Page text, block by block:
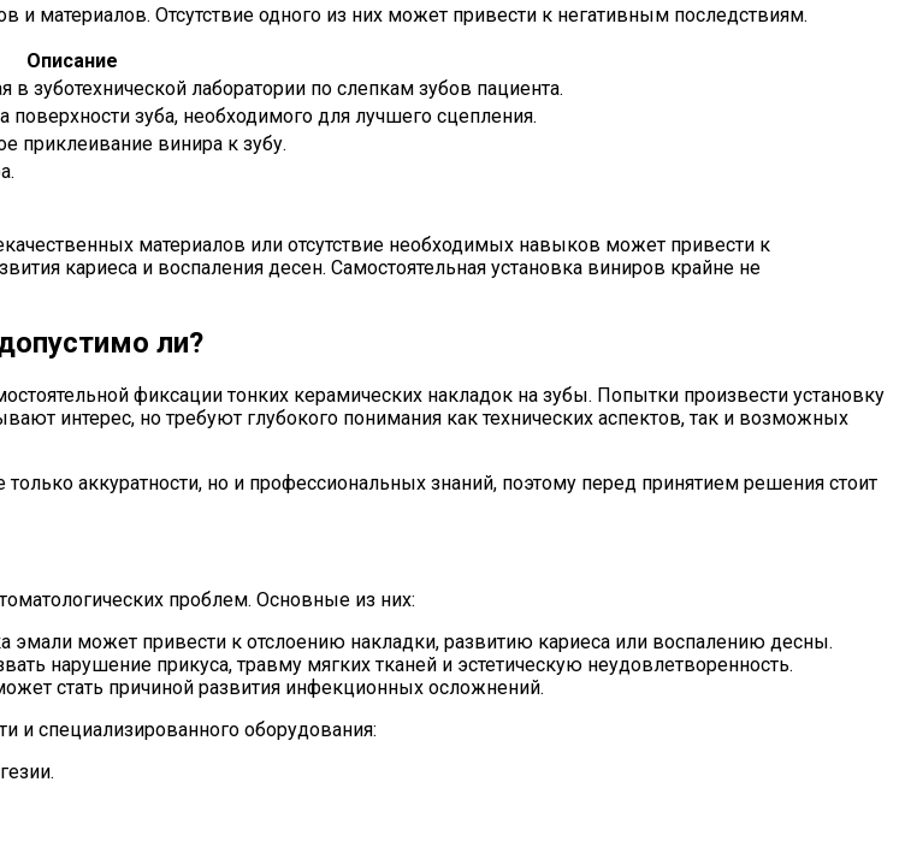
и материалов. Отсутствие одного из них может привести к негативным последствиям.
Описание
в зуботехнической лаборатории по слепкам зубов пациента.
зуба, необходимого для лучшего сцепления.
приклеивание винира к зубу.
материалов или отсутствие необходимых навыков может привести к
кариеса и воспаления десен. Самостоятельная установка виниров крайне не
ли?
фиксации тонких керамических накладок на зубы. Попытки произвести установку
интерес, но требуют глубокого понимания как технических аспектов, так и возможных
аккуратности, но и профессиональных знаний, поэтому перед принятием решения стоит
проблем. Основные из них:
эмали может привести к отслоению накладки, развитию кариеса или воспалению десны.
нарушение прикуса, травму мягких тканей и эстетическую неудовлетворенность.
стать причиной развития инфекционных осложнений.
и специализированного оборудования: